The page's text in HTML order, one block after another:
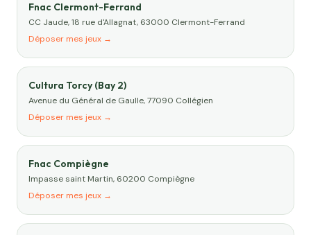
Fnac Clermont-Ferrand
CC Jaude, 18 rue d'Allagnat, 63000 Clermont-Ferrand
Déposer mes jeux →
Cultura Torcy (Bay 2)
Avenue du Général de Gaulle, 77090 Collégien
Déposer mes jeux →
Fnac Compiègne
Impasse saint Martin, 60200 Compiègne
Déposer mes jeux →